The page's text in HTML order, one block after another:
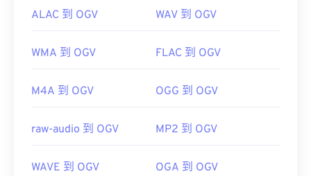
ALAC 到 OGV WAV 到 OGV
WMA 到 OGV FLAC 到 OGV
M4A 到 OGV OGG 到 OGV
raw-audio 到 OGV MP2 到 OGV
WAVE 到 OGV OGA 到 OGV